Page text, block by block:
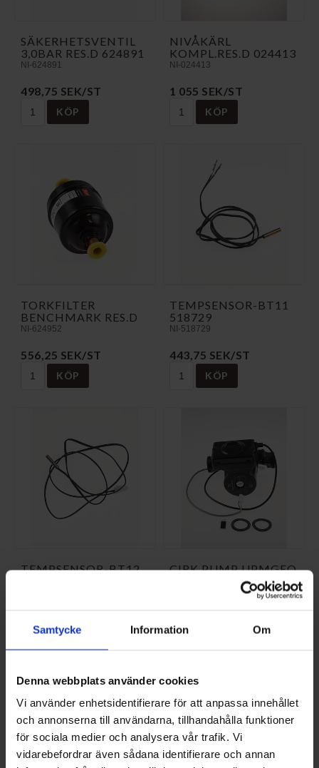
Samtycke Information Om
Denna webbplats använder cookies
Vi använder enhetsidentifierare för att anpassa innehållet
och annonserna till användarna, tillhandahålla funktioner
för sociala medier och analysera vår trafik. Vi
vidarebefordrar även sådana identifierare och annan
SÄKERHETSVENTIL
3,0BAR RES.D 624891
NI-624891
498,75 SEK/ST
KÖP
NIVÅKÄRL
KOMPL.RES.D 024413
NI-024413
1 055 SEK/ST
KÖP
TORKFILTER
BENCHMARK RES.D
NI-624952
556,25 SEK/ST
KÖP
TEMPSENSOR-BT11
518729
NI-518729
443,75 SEK/ST
KÖP
TEMPSENSOR-BT12
KÖP
CIRK.PUMP UPMGEO
25-85,180 524411